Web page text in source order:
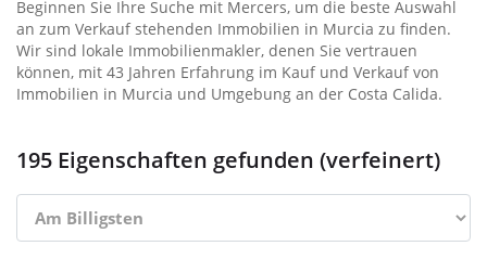
Beginnen Sie Ihre Suche mit Mercers, um die beste Auswahl
an zum Verkauf stehenden Immobilien in Murcia zu finden.
Wir sind lokale Immobilienmakler, denen Sie vertrauen
können, mit 43 Jahren Erfahrung im Kauf und Verkauf von
Immobilien in Murcia und Umgebung an der Costa Calida.
195 Eigenschaften gefunden (verfeinert)